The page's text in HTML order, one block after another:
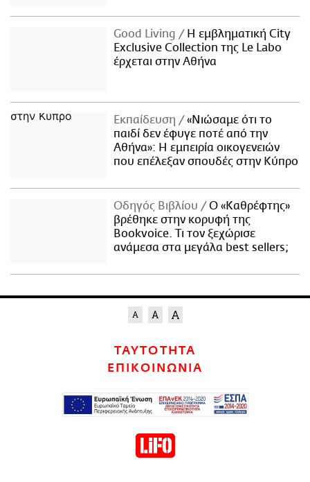
Good Living
Η εμβληματική City
Exclusive Collection της Le Labo
έρχεται στην Αθήνα
Εκπαίδευση
«Νιώσαμε ότι το
παιδί δεν έφυγε ποτέ από την
Αθήνα»: Η εμπειρία οικογενειών
που επέλεξαν σπουδές στην Κύπρο
Οδηγός Βιβλίου
Ο «Καθρέφτης»
βρέθηκε στην κορυφή της
Bookvoice. Τι τον ξεχώρισε
ανάμεσα στα μεγάλα best sellers;
ΤΑΥΤΟΤΗΤΑ
ΕΠΙΚΟΙΝΩΝΙΑ